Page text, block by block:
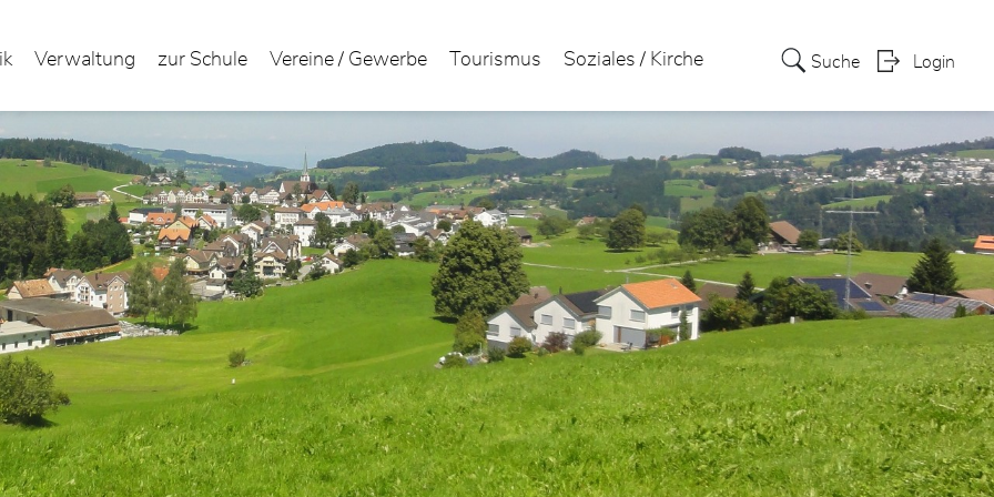
Verwaltung zur Schule Vereine / Gewerbe Tourismus Soziales / Kirche Suche Login